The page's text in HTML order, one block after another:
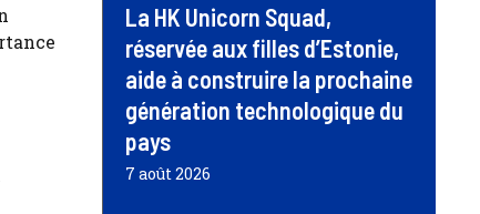
La HK Unicorn Squad,
réservée aux filles d’Estonie,
aide à construire la prochaine
génération technologique du
pays
7 août 2026